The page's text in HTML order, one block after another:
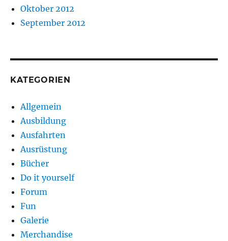
Oktober 2012
September 2012
KATEGORIEN
Allgemein
Ausbildung
Ausfahrten
Ausrüstung
Bücher
Do it yourself
Forum
Fun
Galerie
Merchandise